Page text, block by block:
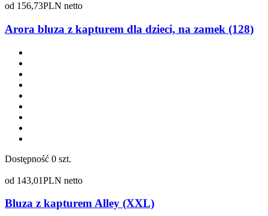
od 156,73PLN netto
Arora bluza z kapturem dla dzieci, na zamek (128)
Dostępność 0 szt.
od 143,01PLN netto
Bluza z kapturem Alley (XXL)